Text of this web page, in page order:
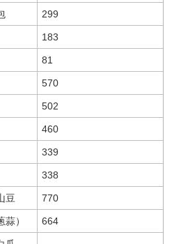
299
183
81
570
502
460
339
338
豆 770
） 664